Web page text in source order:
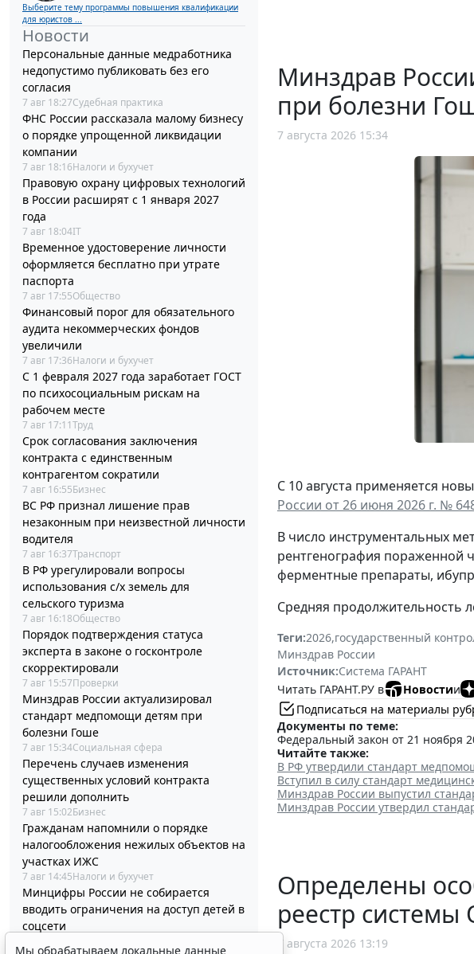
Выберите тему программы повышения квалификации
для юристов ...
Новости
Персональные данные медработника
недопустимо публиковать без его
согласия
7 авг 18:27Судебная практика
ФНС России рассказала малому бизнесу
о порядке упрощенной ликвидации
компании
7 авг 18:16Налоги и бухучет
Правовую охрану цифровых технологий
в России расширят с 1 января 2027
года
7 авг 18:04IT
Временное удостоверение личности
оформляется бесплатно при утрате
паспорта
7 авг 17:55Общество
Финансовый порог для обязательного
аудита некоммерческих фондов
увеличили
7 авг 17:36Налоги и бухучет
С 1 февраля 2027 года заработает ГОСТ
по психосоциальным рискам на
рабочем месте
7 авг 17:11Труд
Срок согласования заключения
контракта с единственным
контрагентом сократили
7 авг 16:55Бизнес
ВС РФ признал лишение прав
незаконным при неизвестной личности
водителя
7 авг 16:37Транспорт
В РФ урегулировали вопросы
использования с/х земель для
сельского туризма
7 авг 16:18Общество
Порядок подтверждения статуса
эксперта в законе о госконтроле
скорректировали
7 авг 15:57Проверки
Минздрав России актуализировал
стандарт медпомощи детям при
болезни Гоше
7 авг 15:34Социальная сфера
Перечень случаев изменения
существенных условий контракта
решили дополнить
7 авг 15:02Бизнес
Гражданам напомнили о порядке
налогообложения нежилых объектов на
участках ИЖС
7 авг 14:45Налоги и бухучет
Минцифры России не собирается
вводить ограничения на доступ детей в
соцсети
Минздрав
при болезни
7 августа 2026 15:34
С 10 августа применяется
России от 26 июня 2026 г. №
В число инструментальных
рентгенография пораженной
ферментные препараты,
Средняя продолжительность
Теги:2026,государственный
Минздрав России
Источник:Система ГАРАНТ
Читать ГАРАНТ.РУ в
Новостии
Подписаться на материалы
Документы по теме:
Федеральный закон от 21 ноября
Читайте также:
В РФ утвердили стандарт
Вступил в силу стандарт
Минздрав России выпустил
Минздрав России утвердил
Определены
реестр
7 августа 2026 13:19
Мы обрабатываем локальные данные